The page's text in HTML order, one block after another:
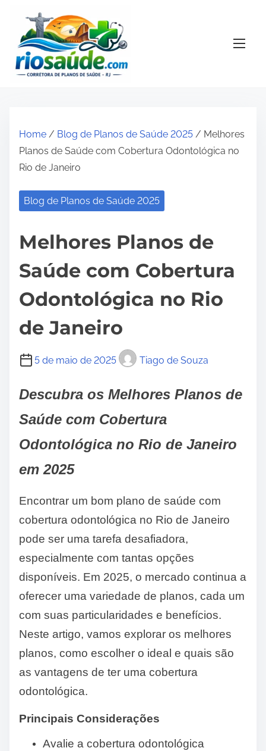
Home / Blog de Planos de Saúde 2025 / Melhores
Planos de Saúde com Cobertura Odontológica no
Rio de Janeiro
Blog de Planos de Saúde 2025
Melhores Planos de
Saúde com Cobertura
Odontológica no Rio
de Janeiro
5 de maio de 2025 Tiago de Souza
Descubra os Melhores Planos de
Saúde com Cobertura
Odontológica no Rio de Janeiro
em 2025
Encontrar um bom plano de saúde com
cobertura odontológica no Rio de Janeiro
pode ser uma tarefa desafiadora,
especialmente com tantas opções
disponíveis. Em 2025, o mercado continua a
oferecer uma variedade de planos, cada um
com suas particularidades e benefícios.
Neste artigo, vamos explorar os melhores
planos, como escolher o ideal e quais são
as vantagens de ter uma cobertura
odontológica.
Principais Considerações
Avalie a cobertura odontológica